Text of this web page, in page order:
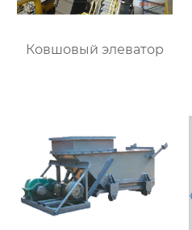
Ковшовый элеватор